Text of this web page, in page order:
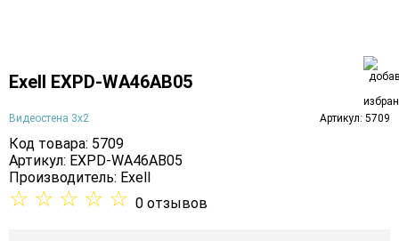
Exell EXPD-WA46AB05
Видеостена 3х2 Артикул: 5709
Код товара: 5709
Артикул: EXPD-WA46AB05
Производитель: Exell
☆ ☆ ☆ ☆ ☆ 0 отзывов